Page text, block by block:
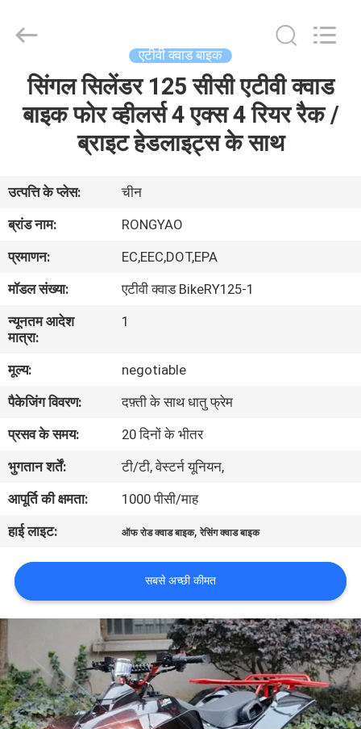
हमारे
बारे
में
कारखाना
भ्रमण
गुणवत्ता
नियंत्रण
संपर्क
करें
एक
उद्धरण
की
विनती
करे
साइटमैप
Vehicle
Co.,Ltd.
Reserved.
एटीवी क्वाड बाइक
सिंगल सिलेंडर 125 सीसी एटीवी क्वाड
बाइक फोर व्हीलर्स 4 एक्स 4 रियर रैक /
ब्राइट हेडलाइट्स के साथ
उत्पत्ति के प्लेस:
चीन
ब्रांड नाम:
RONGYAO
प्रमाणन:
EC,EEC,DOT,EPA
मॉडल संख्या:
एटीवी क्वाड BikeRY125-1
न्यूनतम आदेश
मात्रा:
1
मूल्य:
negotiable
पैकेजिंग विवरण:
दफ़्ती के साथ धातु फ्रेम
प्रसव के समय:
20 दिनों के भीतर
भुगतान शर्तें:
टी/टी, वेस्टर्न यूनियन,
आपूर्ति की क्षमता:
1000 पीसी/माह
हाई लाइट:
ऑफ रोड क्वाड बाइक,रेसिंग क्वाड बाइक
सबसे अच्छी कीमत